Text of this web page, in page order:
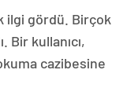
ilgi gördü. Birçok
Bir kullanıcı,
cazibesine